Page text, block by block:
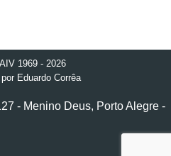
1969 - 2026
Eduardo Corrêa
- Menino Deus, Porto Alegre -